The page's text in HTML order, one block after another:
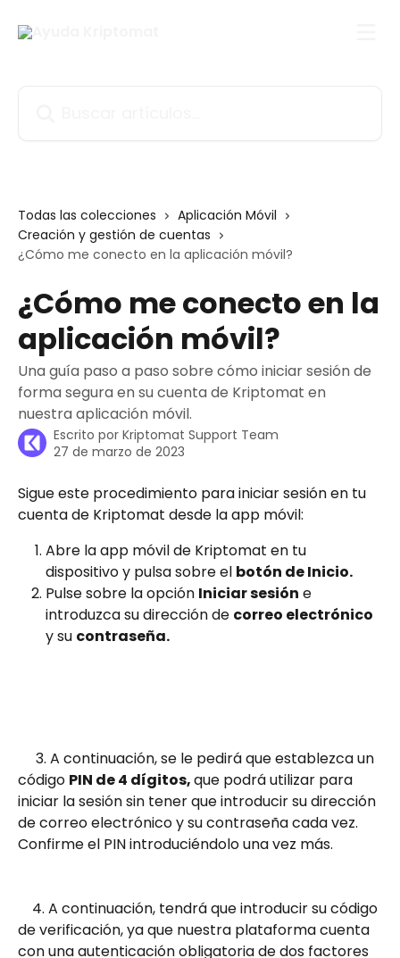
Todas las colecciones
Aplicación Móvil
Creación y gestión de cuentas
¿Cómo me conecto en la aplicación móvil?
¿Cómo me conecto en la
aplicación móvil?
Una guía paso a paso sobre cómo iniciar sesión de
forma segura en su cuenta de Kriptomat en
nuestra aplicación móvil.
Escrito por Kriptomat Support Team
27 de marzo de 2023
Sigue este procedimiento para iniciar sesión en tu
cuenta de Kriptomat desde la app móvil:
Abre la app móvil de Kriptomat en tu
dispositivo y pulsa sobre el botón de Inicio.
Pulse sobre la opción Iniciar sesión e
introduzca su dirección de correo electrónico
y su contraseña.
código PIN de 4 dígitos, que podrá utilizar para
iniciar la sesión sin tener que introducir su dirección
de correo electrónico y su contraseña cada vez.
Confirme el PIN introduciéndolo una vez más.
de verificación, ya que nuestra plataforma cuenta
con una autenticación obligatoria de dos factores